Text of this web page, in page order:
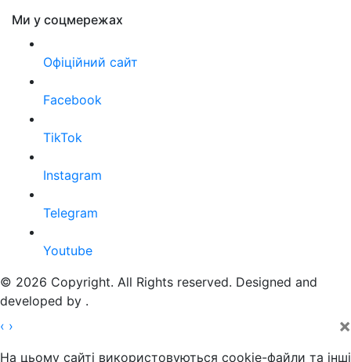
Ми у соцмережах
Офіційний сайт
Facebook
TikTok
Instagram
Telegram
Youtube
© 2026 Copyright. All Rights reserved. Designed and
developed by .
‹ › ×
На цьому сайті використовуються cookie-файли та інші